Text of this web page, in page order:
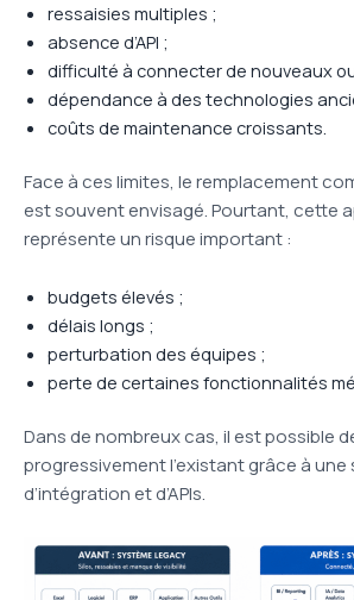
ressaisies multiples ;
absence d’API ;
difficulté à connecter de nouveaux
dépendance à des technologies
coûts de maintenance croissants.
Face à ces limites, le remplacement
est souvent envisagé. Pourtant, cette
représente un risque important :
budgets élevés ;
délais longs ;
perturbation des équipes ;
perte de certaines fonctionnalités
Dans de nombreux cas, il est possible
progressivement l’existant grâce à
d’intégration et d’APIs.